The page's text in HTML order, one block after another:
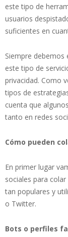
este tipo de
usuarios
suficientes en
Siempre
este tipo de
privacidad. Como
tipos de
cuenta que
tanto en redes
Cómo pueden
En primer lugar
sociales para
tan populares y
o Twitter.
Bots o perfiles